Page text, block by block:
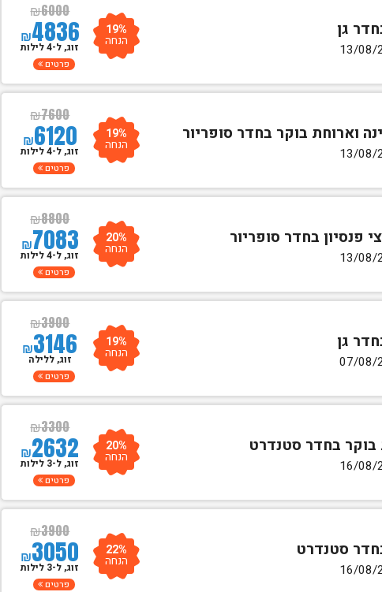
₪6000
₪4836 19%
הנחה זוג, ל-4 לילות
פרטים
₪7600
₪6120 19%
הנחה זוג, ל-4 לילות
פרטים
₪8800
₪7083 20%
הנחה זוג, ל-4 לילות
פרטים
₪3900
₪3146 19%
הנחה זוג, ללילה
פרטים
₪3300
₪2632 20%
הנחה זוג, ל-3 לילות
פרטים
₪3900
₪3050 22%
הנחה זוג, ל-3 לילות
פרטים